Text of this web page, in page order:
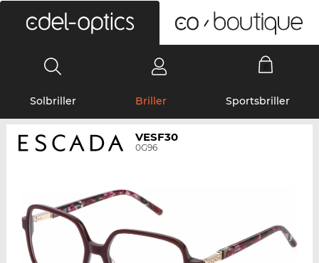
Solbriller Briller Sportsbriller
VESF30
0G96